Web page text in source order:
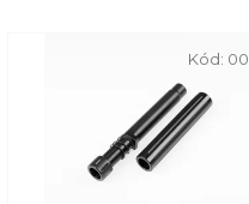
Kód: